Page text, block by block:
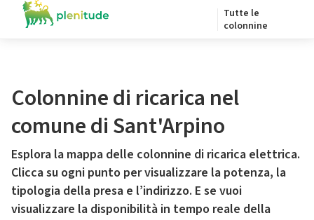
Tutte le
colonnine
Colonnine di ricarica nel
comune di Sant'Arpino
Esplora la mappa delle colonnine di ricarica elettrica.
Clicca su ogni punto per visualizzare la potenza, la
tipologia della presa e l’indirizzo. E se vuoi
visualizzare la disponibilità in tempo reale della